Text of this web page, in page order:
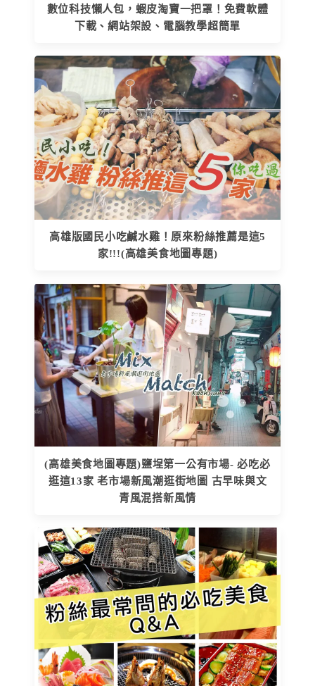
數位科技懶人包，蝦皮淘寶一把罩！免費軟體
下載、網站架設、電腦教學超簡單
高雄版國民小吃鹹水雞！原來粉絲推薦是這5
家!!!(高雄美食地圖專題)
(高雄美食地圖專題)鹽埕第一公有市場- 必吃必
逛這13家 老市場新風潮逛街地圖 古早味與文
青風混搭新風情